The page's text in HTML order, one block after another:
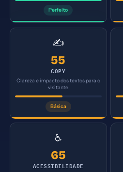
Perfeito
✍️
55
COPY
Clareza e impacto dos textos para o
visitante
Básica
♿
65
ACESSIBILIDADE